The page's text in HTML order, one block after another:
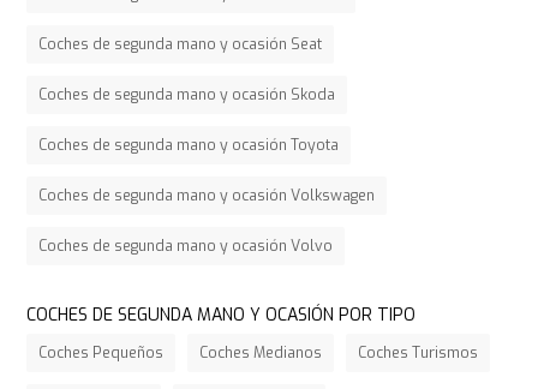
Coches de segunda mano y ocasión Seat
Coches de segunda mano y ocasión Skoda
Coches de segunda mano y ocasión Toyota
Coches de segunda mano y ocasión Volkswagen
Coches de segunda mano y ocasión Volvo
COCHES DE SEGUNDA MANO Y OCASIÓN POR TIPO
Coches Pequeños Coches Medianos Coches Turismos